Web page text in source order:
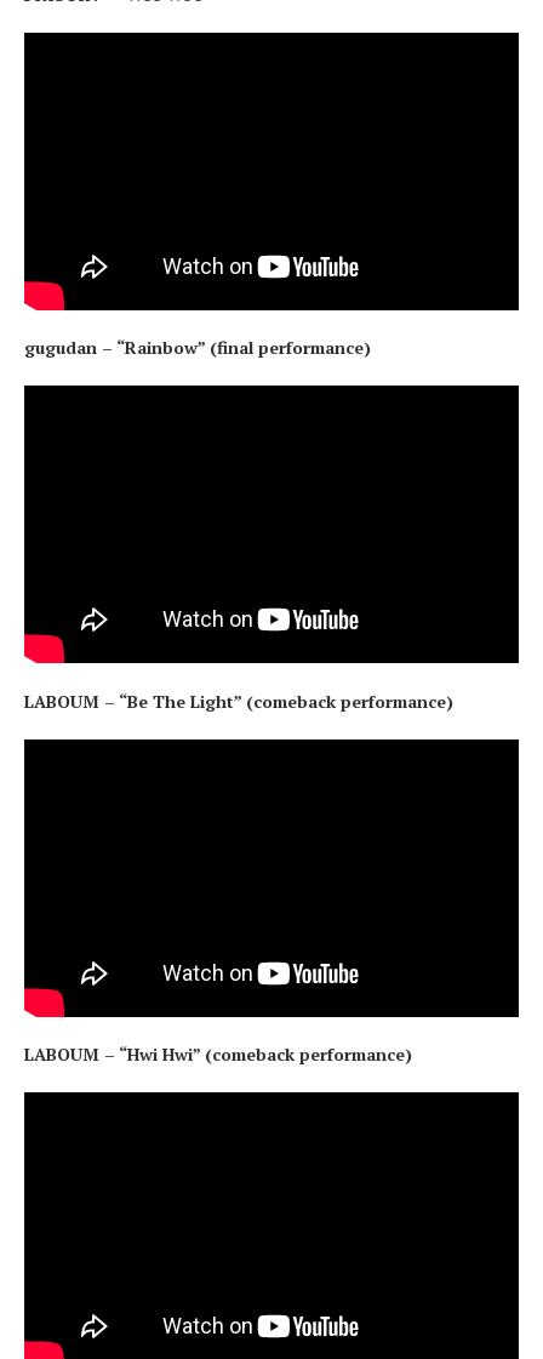
gugudan – “Rainbow” (final performance)
LABOUM – “Be The Light” (comeback performance)
LABOUM – “Hwi Hwi” (comeback performance)